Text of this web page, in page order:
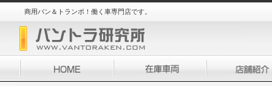
商用バン＆トランポ！働く車専門店です。